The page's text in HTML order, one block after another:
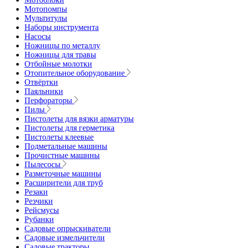
Мотопомпы
Мультитулы
Наборы инструмента
Насосы
Ножницы по металлу
Ножницы для травы
Отбойные молотки
Отопительное оборудование
Отвёртки
Паяльники
Перфораторы
Пилы
Пистолеты для вязки арматуры
Пистолеты для герметика
Пистолеты клеевые
Подметальные машины
Прочистные машины
Пылесосы
Разметочные машины
Расширители для труб
Резаки
Резчики
Рейсмусы
Рубанки
Садовые опрыскиватели
Садовые измельчители